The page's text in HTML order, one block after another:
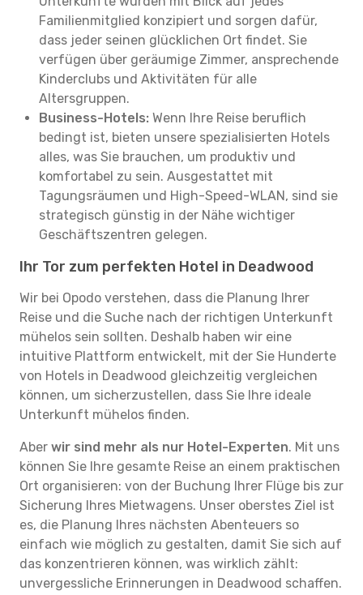
Familienmitglied konzipiert und sorgen dafür,
dass jeder seinen glücklichen Ort findet. Sie
verfügen über geräumige Zimmer, ansprechende
Kinderclubs und Aktivitäten für alle
Altersgruppen.
Business-Hotels: Wenn Ihre Reise beruflich
bedingt ist, bieten unsere spezialisierten Hotels
alles, was Sie brauchen, um produktiv und
komfortabel zu sein. Ausgestattet mit
Tagungsräumen und High-Speed-WLAN, sind sie
strategisch günstig in der Nähe wichtiger
Geschäftszentren gelegen.
Ihr Tor zum perfekten Hotel in Deadwood
Wir bei Opodo verstehen, dass die Planung Ihrer
Reise und die Suche nach der richtigen Unterkunft
mühelos sein sollten. Deshalb haben wir eine
intuitive Plattform entwickelt, mit der Sie Hunderte
von Hotels in Deadwood gleichzeitig vergleichen
können, um sicherzustellen, dass Sie Ihre ideale
Unterkunft mühelos finden.
Aber wir sind mehr als nur Hotel-Experten. Mit uns
können Sie Ihre gesamte Reise an einem praktischen
Ort organisieren: von der Buchung Ihrer Flüge bis zur
Sicherung Ihres Mietwagens. Unser oberstes Ziel ist
es, die Planung Ihres nächsten Abenteuers so
einfach wie möglich zu gestalten, damit Sie sich auf
das konzentrieren können, was wirklich zählt:
unvergessliche Erinnerungen in Deadwood schaffen.